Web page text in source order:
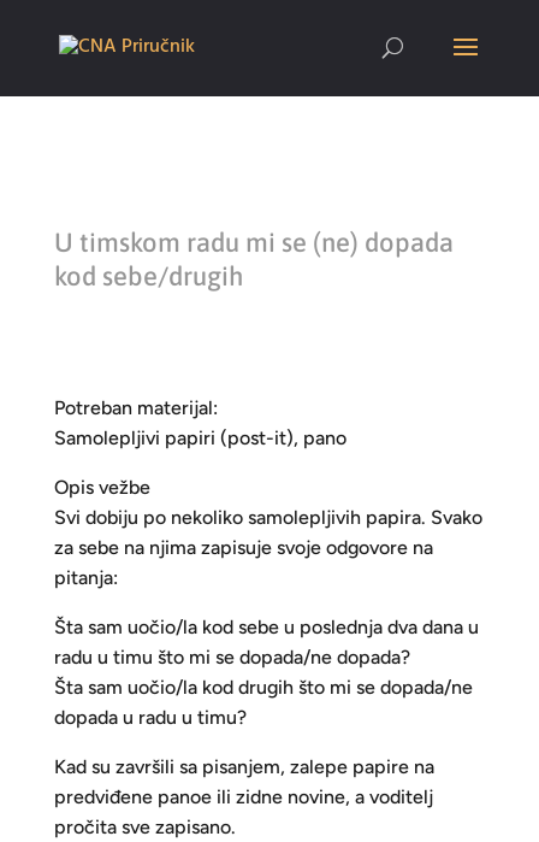
U timskom radu mi se (ne) dopada
kod sebe/drugih
Potreban materijal:
Samolepljivi papiri (post-it), pano
Opis vežbe
Svi dobiju po nekoliko samolepljivih papira. Svako
za sebe na njima zapisuje svoje odgovore na
pitanja:
Šta sam uočio/la kod sebe u poslednja dva dana u
radu u timu što mi se dopada/ne dopada?
Šta sam uočio/la kod drugih što mi se dopada/ne
dopada u radu u timu?
Kad su završili sa pisanjem, zalepe papire na
predviđene panoe ili zidne novine, a voditelj
pročita sve zapisano.